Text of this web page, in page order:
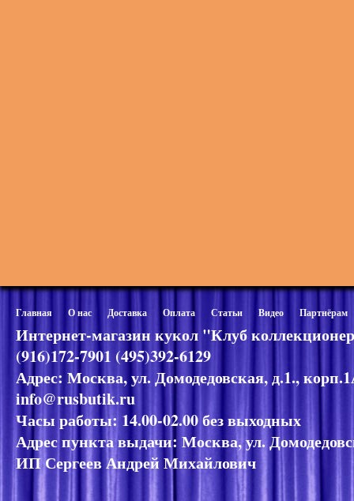
Главная О нас Доставка Оплата Статьи Видео Партнёрам
Интернет-магазин кукол "Клуб
(916)172-7901 (495)392-6129
Адрес: Москва, ул. Домодедовская, д.1.,
info@rusbutik.ru
Часы работы: 14.00-02.00 без выходных
Адрес пункта выдачи: Москва, ул.
ИП Сергеев Андрей Михайлович